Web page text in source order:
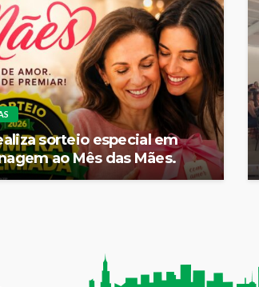
sorteio especial em
ao Mês das Mães.